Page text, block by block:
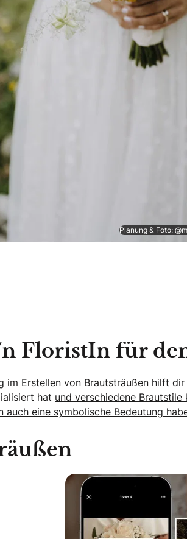
Planung & Foto:
FloristIn für
Erstellen von Brautsträußen hilft
hat und verschiedene Brautstile
auch eine symbolische Bedeutung